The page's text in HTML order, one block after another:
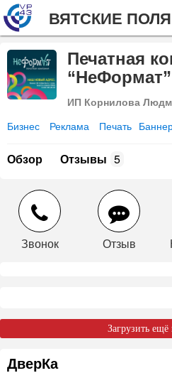
ВЯТСКИЕ
Печатная
“НеФормат”
ИП Корнилова
Бизнес Реклама Печать
Обзор Отзывы 5
Звонок Отзыв
Загрузить ещё
ДверКа